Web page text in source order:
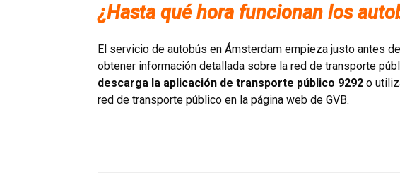
¿Hasta qué hora funcionan los
El servicio de autobús en Ámsterdam empieza justo antes
obtener información detallada sobre la red de transporte
descarga la aplicación de transporte público 9292 o
red de transporte público en la página web de GVB.